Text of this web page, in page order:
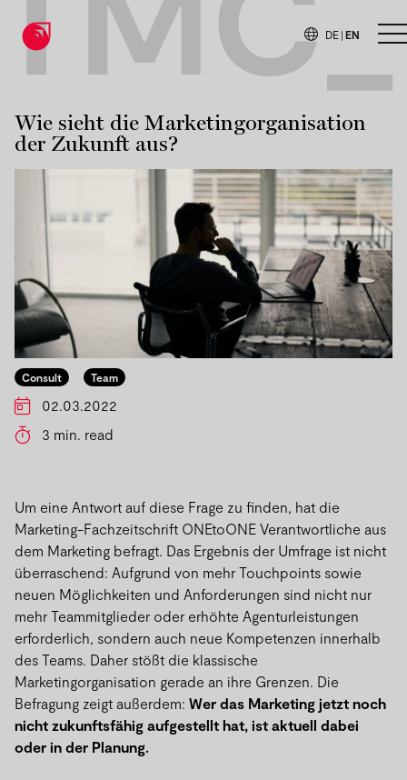
DE | EN
Wie sieht die Marketingorganisation
der Zukunft aus?
Consult Team
02.03.2022
3 min. read
Um eine Antwort auf diese Frage zu finden, hat die
Marketing-Fachzeitschrift ONEtoONE Verantwortliche aus
dem Marketing befragt. Das Ergebnis der Umfrage ist nicht
überraschend: Aufgrund von mehr Touchpoints sowie
neuen Möglichkeiten und Anforderungen sind nicht nur
mehr Teammitglieder oder erhöhte Agenturleistungen
erforderlich, sondern auch neue Kompetenzen innerhalb
des Teams. Daher stößt die klassische
Marketingorganisation gerade an ihre Grenzen. Die
Befragung zeigt außerdem: Wer das Marketing jetzt noch
nicht zukunftsfähig aufgestellt hat, ist aktuell dabei
oder in der Planung.